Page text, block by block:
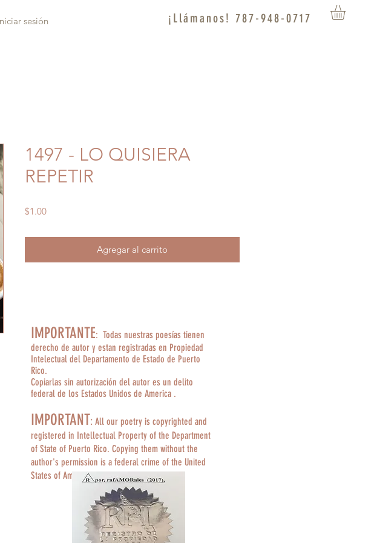
sesión ¡Llámanos! 787-948-0717
1497 - LO QUISIERA
REPETIR
$1.00Precio
Agregar al carrito
IMPORTANTE: Todas nuestras poesías tienen
derecho de autor y estan registradas en Propiedad
Intelectual del Departamento de Estado de Puerto
Rico.
Copiarlas sin autorización del autor es un delito
federal de los Estados Unidos de America .
IMPORTANT: All our poetry is copyrighted and
registered in Intellectual Property of the Department
of State of Puerto Rico. Copying them without the
author's permission is a federal crime of the United
States of America.